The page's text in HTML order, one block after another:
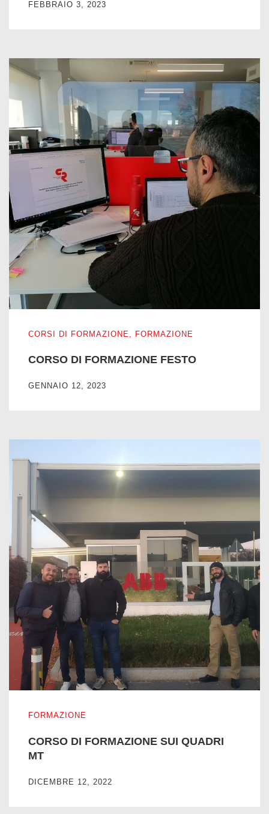
FEBBRAIO 3, 2023
CORSI DI FORMAZIONE FORMAZIONE
CORSO DI FORMAZIONE FESTO
GENNAIO 12, 2023
FORMAZIONE
CORSO DI FORMAZIONE SUI QUADRI
MT
DICEMBRE 12, 2022